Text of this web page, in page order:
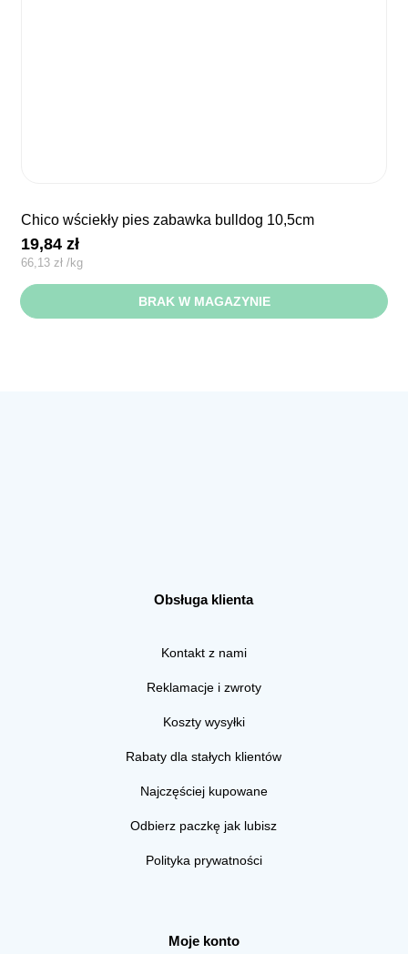
chico wściekły pies zabawka bulldog 10,5cm
19,84zł
66,13zł /kg
BRAK W MAGAZYNIE
Obsługa klienta
Kontakt z nami
Reklamacje i zwroty
Koszty wysyłki
Rabaty dla stałych klientów
Najczęściej kupowane
Odbierz paczkę jak lubisz
Polityka prywatności
Moje konto